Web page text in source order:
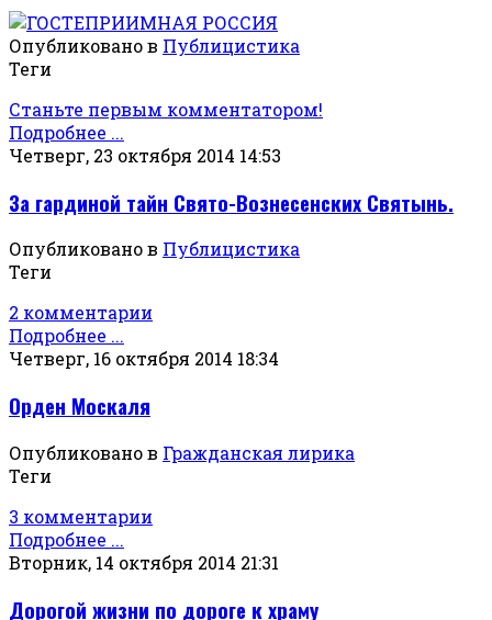
Опубликовано в Публицистика
Теги
Станьте первым комментатором!
Подробнее ...
Четверг, 23 октября 2014 14:53
За гардиной тайн Свято-Вознесенских Святынь.
Опубликовано в Публицистика
Теги
2 комментарии
Подробнее ...
Четверг, 16 октября 2014 18:34
Орден Москаля
Опубликовано в Гражданская лирика
Теги
3 комментарии
Подробнее ...
Вторник, 14 октября 2014 21:31
Дорогой жизни по дороге к храму